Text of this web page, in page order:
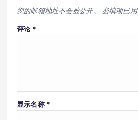
您的邮箱地址不会被公开。 必填项已用
评论 *
显示名称 *